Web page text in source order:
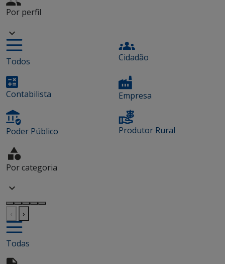
Por perfil
Todos Cidadão
Contabilista Empresa
Poder Público Produtor Rural
Por categoria
‹ ›
Todas